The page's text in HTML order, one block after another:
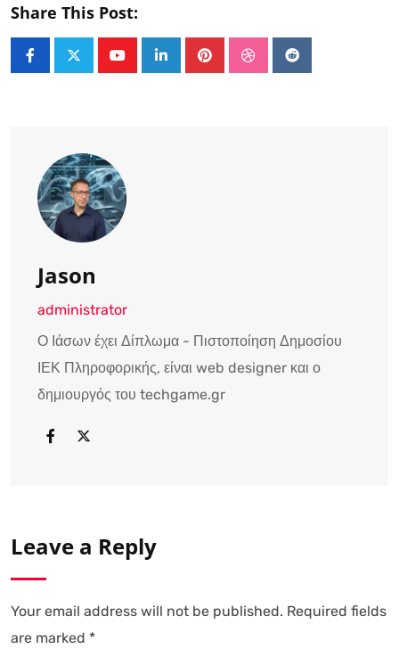
Share This Post:
YoutubeLinkedInPinterestStumbleUpon
Reddit
Jason
administrator
Ο Ιάσων έχει Δίπλωμα - Πιστοποίηση Δημοσίου
ΙΕΚ Πληροφορικής, είναι web designer και ο
δημιουργός του techgame.gr
Leave a Reply
Your email address will not be published. Required fields
are marked *